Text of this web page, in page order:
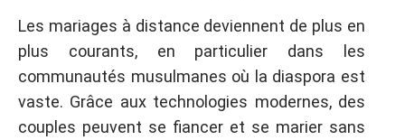
Les mariages à distance deviennent de plus en
plus courants, en particulier dans les
communautés musulmanes où la diaspora est
vaste. Grâce aux technologies modernes, des
couples peuvent se fiancer et se marier sans